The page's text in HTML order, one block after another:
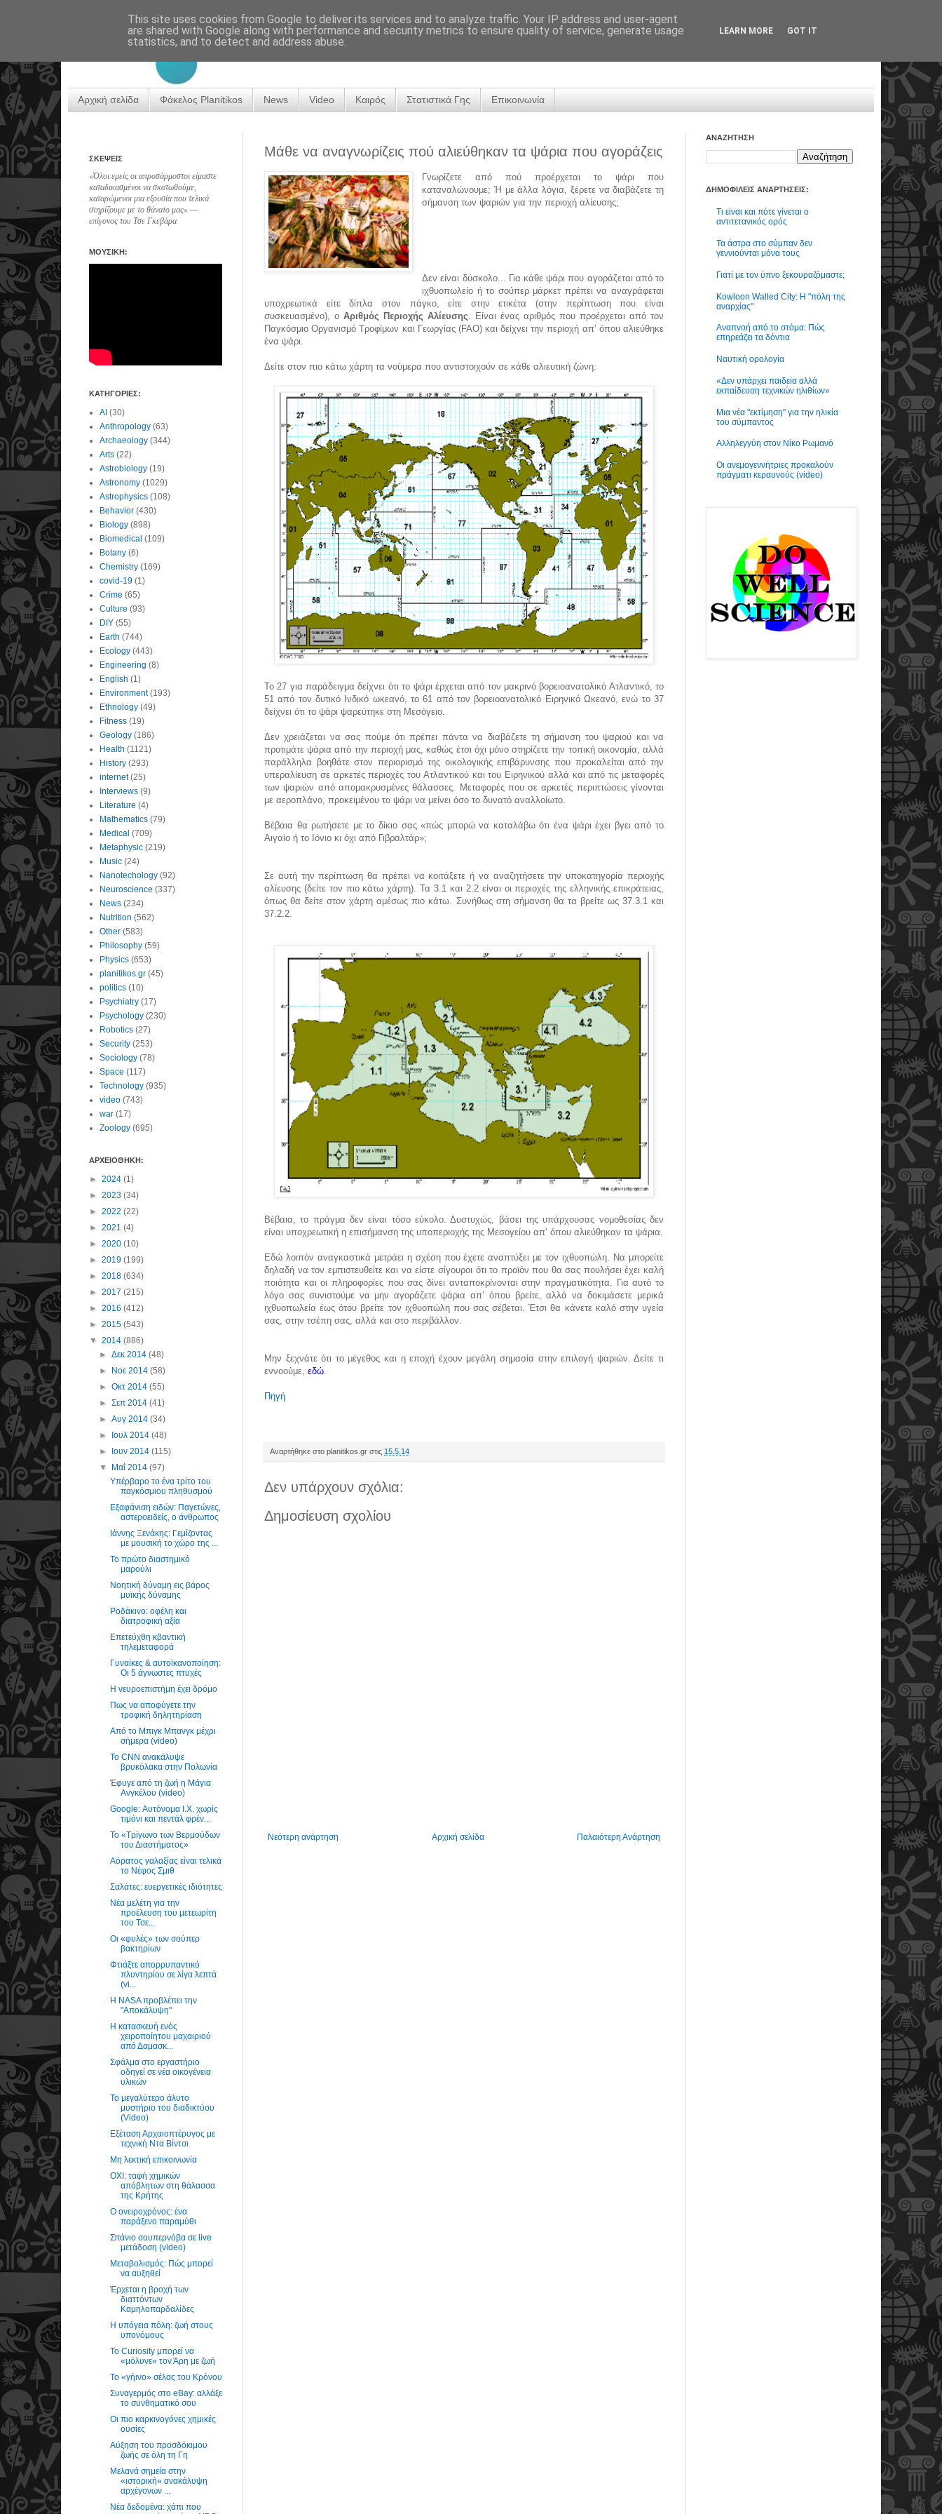
Αρχική σελίδα Φάκελος Planitikos News Video Καιρός Στατιστικά Γης Επικοινωνία
Μάθε να αναγνωρίζεις πού αλιεύθηκαν τα ψάρια που αγοράζεις
Γνωρίζετε από πού προέρχεται το ψάρι που
καταναλώνουμε; Ή με άλλα λόγια, ξέρετε να διαβάζετε τη
σήμανση των ψαριών για την περιοχή αλίευσης;
Δεν είναι δύσκολο... Για κάθε ψάρι που αγοράζεται από το
ιχθυοπωλείο ή το σούπερ μάρκετ πρέπει να αναγράφεται
υποχρεωτικά είτε δίπλα στον πάγκο, είτε στην ετικέτα (στην περίπτωση που είναι
συσκευασμένο), ο Αριθμός Περιοχής Αλίευσης . Είναι ένας αριθμός που προέρχεται από τον
Παγκόσμιο Οργανισμό Τροφίμων και Γεωργίας (FAO) και δείχνει την περιοχή απ’ όπου αλιεύθηκε
ένα ψάρι.
Δείτε στον πιο κάτω χάρτη τα νούμερα που αντιστοιχούν σε κάθε αλιευτική ζώνη:
Το 27 για παράδειγμα δείχνει ότι το ψάρι έρχεται από τον μακρινό βορειοανατολικό Ατλαντικό, το
51 από τον δυτικό Ινδικό ωκεανό, το 61 από τον βορειοανατολικό Ειρηνικό Ωκεανό, ενώ το 37
δείχνει ότι το ψάρι ψαρεύτηκε στη Μεσόγειο.
Δεν χρειάζεται να σας πούμε ότι πρέπει πάντα να διαβάζετε τη σήμανση του ψαριού και να
προτιμάτε ψάρια από την περιοχή μας, καθώς έτσι όχι μόνο στηρίζετε την τοπική οικονομία, αλλά
παράλληλα βοηθάτε στον περιορισμό της οικολογικής επιβάρυνσης που προκαλείται από την
υπεραλίευση σε αρκετές περιοχές του Ατλαντικού και του Ειρηνικού αλλά και από τις μεταφορές
των ψαριών από απομακρυσμένες θάλασσες. Μεταφορές που σε αρκετές περιπτώσεις γίνονται
με αεροπλάνο, προκειμένου το ψάρι να μείνει όσο το δυνατό αναλλοίωτο.
Βέβαια θα ρωτήσετε με το δίκιο σας «πώς μπορώ να καταλάβω ότι ένα ψάρι έχει βγει από το
Αιγαίο ή το Ιόνιο κι όχι από Γιβραλτάρ»;
Σε αυτή την περίπτωση θα πρέπει να κοιτάξετε ή να αναζητήσετε την υποκατηγορία περιοχής
αλίευσης (δείτε τον πιο κάτω χάρτη). Τα 3.1 και 2.2 είναι οι περιοχές της ελληνικής επικράτειας,
όπως θα δείτε στον χάρτη αμέσως πιο κάτω. Συνήθως στη σήμανση θα τα βρείτε ως 37.3.1 και
37.2.2.
Βέβαια, το πράγμα δεν είναι τόσο εύκολο. Δυστυχώς, βάσει της υπάρχουσας νομοθεσίας δεν
είναι υποχρεωτική η επισήμανση της υποπεριοχής της Μεσογείου απ’ όπου αλιεύθηκαν τα ψάρια.
Εδώ λοιπόν αναγκαστικά μετράει η σχέση που έχετε αναπτύξει με τον ιχθυοπώλη. Να μπορείτε
δηλαδή να τον εμπιστευθείτε και να είστε σίγουροι ότι το προϊόν που θα σας πουλήσει έχει καλή
ποιότητα και οι πληροφορίες που σας δίνει ανταποκρίνονται στην πραγματικότητα. Για αυτό το
λόγο σας συνιστούμε να μην αγοράζετε ψάρια απ’ όπου βρείτε, αλλά να δοκιμάσετε μερικά
ιχθυοπωλεία έως ότου βρείτε τον ιχθυοπώλη που σας σέβεται. Έτσι θα κάνετε καλό στην υγεία
σας, στην τσέπη σας, αλλά και στο περιβάλλον.
Μην ξεχνάτε ότι το μέγεθος και η εποχή έχουν μεγάλη σημασία στην επιλογή ψαριών. Δείτε τι
εννοούμε, εδώ
Πηγή
Αναρτήθηκε στο planitikos.gr στις 15.5.14
Δεν υπάρχουν σχόλια:
Δημοσίευση σχολίου
Νεότερη ανάρτηση Παλαιότερη Ανάρτηση
Αρχική σελίδα
ΣΚΕΨΕΙΣ
«Όλοι εμείς οι απροσάρμοστοι είμαστε
καταδικασμένοι να σκοτωθούμε,
καταρώμενοι μια εξουσία που τελικά
στηρίζουμε με το θάνατο μας» ―
επίγονος του Τσε Γκεβάρα
ΜΟΥΣΙΚΗ:
ΚΑΤΗΓΟΡΙΕΣ:
AI (30)
Anthropology (63)
Archaeology (344)
Arts (22)
Astrobiology (19)
Astronomy (1029)
Astrophysics (108)
Behavior (430)
Biology (898)
Biomedical (109)
Botany (6)
Chemistry (169)
covid-19 (1)
Crime (65)
Culture (93)
DIY (55)
Earth (744)
Ecology (443)
Engineering (8)
English (1)
Environment (193)
Ethnology (49)
Fitness (19)
Geology (186)
Health (1121)
History (293)
internet (25)
Interviews (9)
Literature (4)
Mathematics (79)
Medical (709)
Metaphysic (219)
Music (24)
Nanotechology (92)
Neuroscience (337)
News (234)
Nutrition (562)
Other (583)
Philosophy (59)
Physics (653)
planitikos.gr (45)
politics (10)
Psychiatry (17)
Psychology (230)
Robotics (27)
Security (253)
Sociology (78)
Space (117)
Technology (935)
video (743)
war (17)
Zoology (695)
ΑΡΧΕΙΟΘΗΚΗ:
► 2024 (1)
► 2023 (34)
► 2022 (22)
► 2021 (4)
► 2020 (10)
► 2019 (199)
► 2018 (634)
► 2017 (215)
► 2016 (412)
► 2015 (543)
▼ 2014 (886)
►Δεκ 2014(48)
► Νοε 2014(58)
►Οκτ 2014(55)
►Σεπ 2014(41)
►Αυγ 2014(34)
► Ιουλ 2014(48)
► Ιουν 2014(115)
▼ Μαΐ 2014(97)
Υπέρβαρο το ένα τρίτο του
παγκόσμιου πληθυσμού
Εξαφάνιση ειδών: Παγετώνες,
αστεροειδείς, ο άνθρωπος
Ιάννης Ξενάκης: Γεμίζοντας
με μουσική το χώρο της ...
Το πρώτο διαστημικό
μαρούλι
Νοητική δύναμη εις βάρος
μυϊκής δύναμης
Ροδάκινο: οφέλη και
διατροφική αξία
Επετεύχθη κβαντική
τηλεμεταφορά
Γυναίκες & αυτοϊκανοποίηση:
Οι 5 άγνωστες πτυχές
Η νευροεπιστήμη έχει δρόμο
Πως να αποφύγετε την
τροφική δηλητηρίαση
Από το Μπιγκ Μπανγκ μέχρι
σήμερα (video)
Το CNN ανακάλυψε
βρυκόλακα στην Πολωνία
Έφυγε από τη ζωή η Μάγια
Ανγκέλου (video)
Google: Αυτόνομα I.X. χωρίς
τιμόνι και πεντάλ φρέν...
Το «Τρίγωνο των Βερμούδων
του Διαστήματος»
Αόρατος γαλαξίας είναι τελικά
το Νέφος Σμιθ
Σαλάτες: ευεργετικές ιδιότητες
Νέα μελέτη για την
προέλευση του μετεωρίτη
του Τσε...
Οι «φυλές» των σούπερ
βακτηρίων
Φτιάξτε απορρυπαντικό
πλυντηρίου σε λίγα λεπτά
(vi...
Η NASA προβλέπει την
"Αποκάλυψη"
Η κατασκευή ενός
χειροποίητου μαχαιριού
από Δαμασκ...
Σφάλμα στο εργαστήριο
οδηγεί σε νέα οικογένεια
υλικών
Το μεγαλύτερο άλυτο
μυστήριο του διαδικτύου
(Video)
Εξέταση Αρχαιοπτέρυγος με
τεχνική Ντα Βίντσι
Μη λεκτική επικοινωνία
ΟΧΙ: ταφή χημικών
απόβλητων στη θάλασσα
της Κρήτης
Ο ονειροχρόνος: ένα
παράξενο παραμύθι
Σπάνιο σουπερνόβα σε live
μετάδοση (video)
Μεταβολισμός: Πώς μπορεί
να αυξηθεί
Έρχεται η βροχή των
διαττόντων
Καμηλοπαρδαλίδες
Η υπόγεια πόλη: ζωή στους
υπονόμους
Το Curiosity μπορεί να
«μόλυνε» τον Άρη με ζωή
Το «γήινο» σέλας του Κρόνου
Συναγερμός στο eBay: αλλάξε
το συνθηματικό σου
Οι πιο καρκινογόνες χημικές
ουσίες
Αύξηση του προσδόκιμου
ζωής σε όλη τη Γη
Μελανά σημεία στην
«ιστορική» ανακάλυψη
αρχέγονων ...
Νέα δεδομένα: χάπι που
ΑΝΑΖΗΤΗΣΗ
ΔΗΜΟΦΙΛΕΙΣ ΑΝΑΡΤΗΣΕΙΣ:
Τι είναι και πότε γίνεται ο
αντιτετανικός ορός
Τα άστρα στο σύμπαν δεν
γεννιούνται μόνα τους
Γιατί με τον ύπνο ξεκουραζόμαστε;
Kowloon Walled City: Η "πόλη της
αναρχίας"
Αναπνοή από το στόμα: Πώς
επηρεάζει τα δόντια
Ναυτική ορολογία
«Δεν υπάρχει παιδεία αλλά
εκπαίδευση τεχνικών ηλιθίων»
Μια νέα "εκτίμηση" για την ηλικία
του σύμπαντος
Αλληλεγγύη στον Νίκο Ρωμανό
Οι ανεμογεννήτριες προκαλούν
πράγματι κεραυνούς (video)
This site uses cookies from Google to deliver its services and to analyze traffic. Your IP address and user-agent
are shared with Google along with performance and security metrics to ensure quality of service, generate usage
statistics, and to detect and address abuse.
LEARN MORE GOT IT